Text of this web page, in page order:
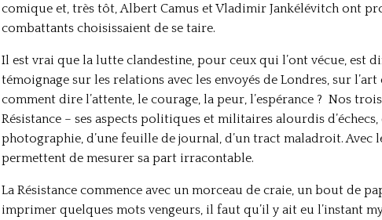
comique et, très tôt, Albert Camus et Vladimir Jankélévitch ont
combattants choisissaient de se taire.
Il est vrai que la lutte clandestine, pour ceux qui l’ont vécue,
témoignage sur les relations avec les envoyés de Londres, sur
comment dire l’attente, le courage, la peur, l’espérance ? Nos
Résistance – ses aspects politiques et militaires alourdis
photographie, d’une feuille de journal, d’un tract maladroit.
permettent de mesurer sa part irracontable.
La Résistance commence avec un morceau de craie, un bout de
imprimer quelques mots vengeurs, il faut qu’il y ait eu l’instant